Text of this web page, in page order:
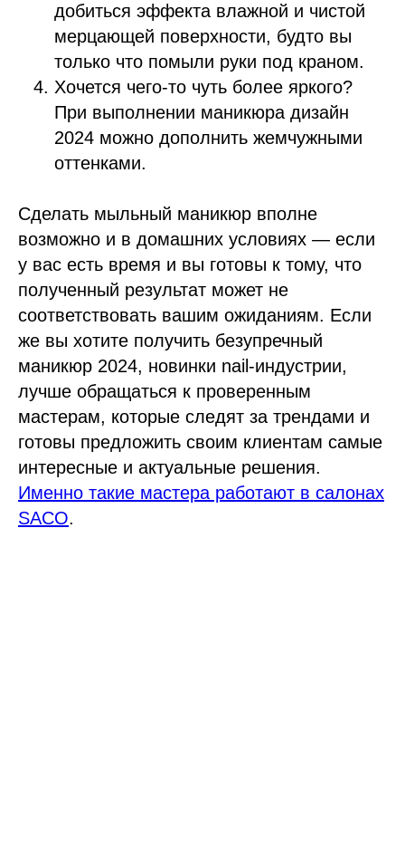
добиться эффекта влажной и чистой
мерцающей поверхности, будто вы
только что помыли руки под краном.
Хочется чего-то чуть более яркого?
При выполнении маникюра дизайн
2024 можно дополнить жемчужными
оттенками.
Сделать мыльный маникюр вполне
возможно и в домашних условиях — если
у вас есть время и вы готовы к тому, что
полученный результат может не
соответствовать вашим ожиданиям. Если
же вы хотите получить безупречный
маникюр 2024, новинки nail-индустрии,
лучше обращаться к проверенным
мастерам, которые следят за трендами и
готовы предложить своим клиентам самые
интересные и актуальные решения.
Именно такие мастера работают в салонах
SACO.